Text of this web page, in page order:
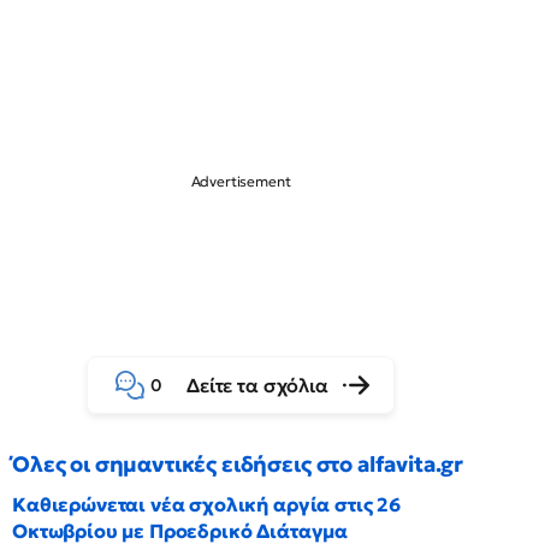
0 Δείτε τα σχόλια
Όλες οι σημαντικές ειδήσεις στο alfavita.gr
Καθιερώνεται νέα σχολική αργία στις 26
Οκτωβρίου με Προεδρικό Διάταγμα